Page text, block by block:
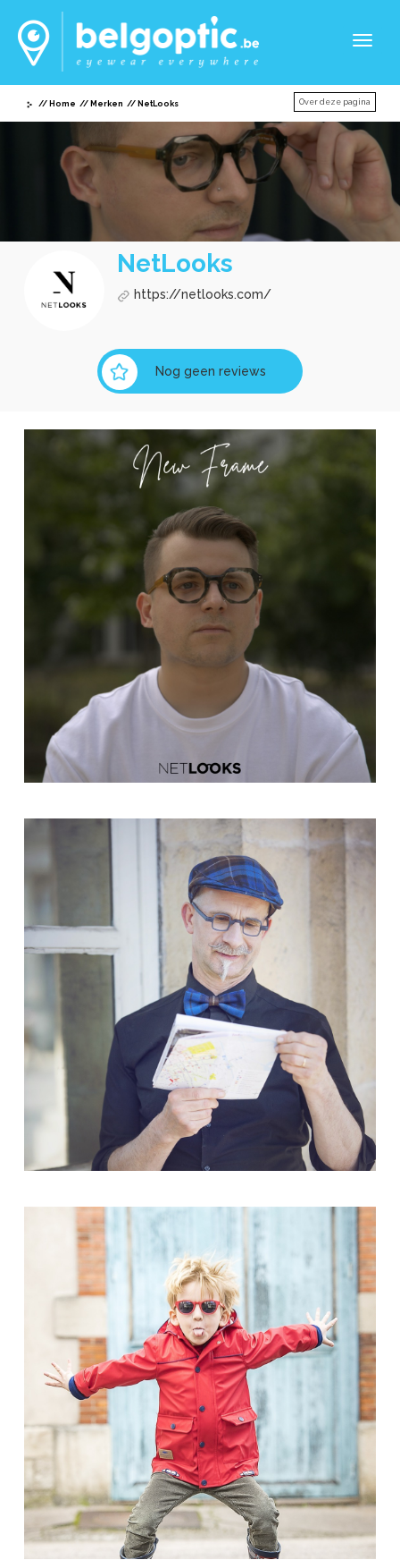
Home Merken NetLooks Over deze pagina
NetLooks
https://netlooks.com/
Nog geen reviews